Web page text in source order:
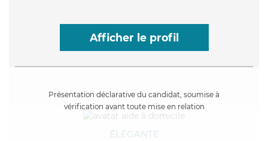
Afficher le profil
Présentation déclarative du candidat, soumise à
vérification avant toute mise en relation
ÉLÉGANTE